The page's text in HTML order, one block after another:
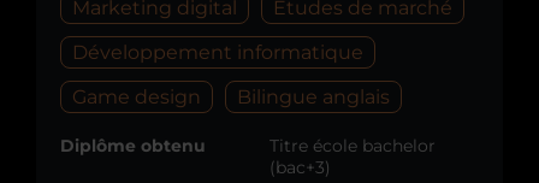
Marketing digital
Etudes de marché
Développement informatique
Game design
Bilingue anglais
Diplôme obtenu
Titre école bachelor
(bac+3)